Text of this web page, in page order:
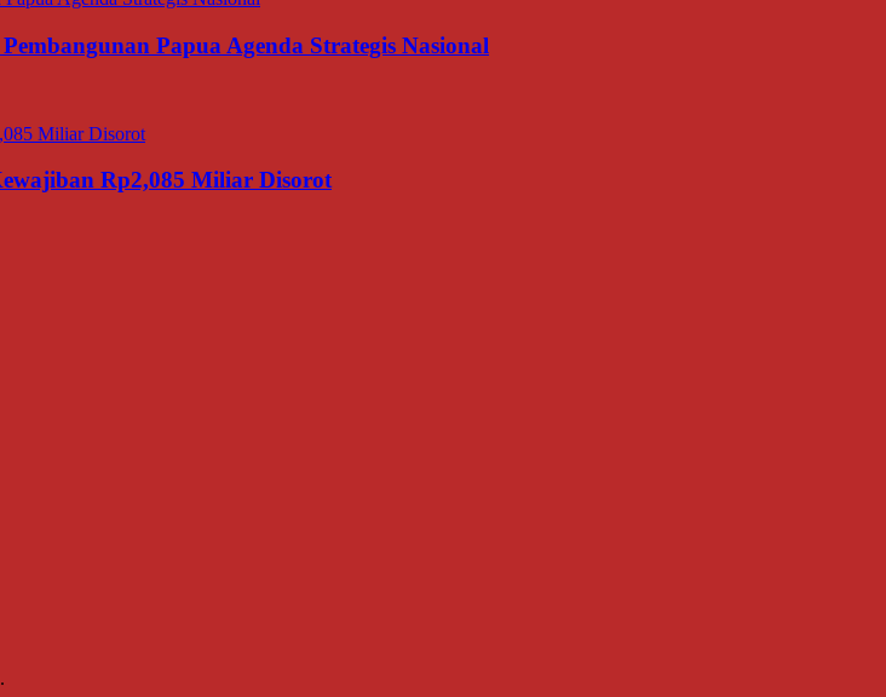
Papua Agenda Strategis Nasional
Rp2,085 Miliar Disorot